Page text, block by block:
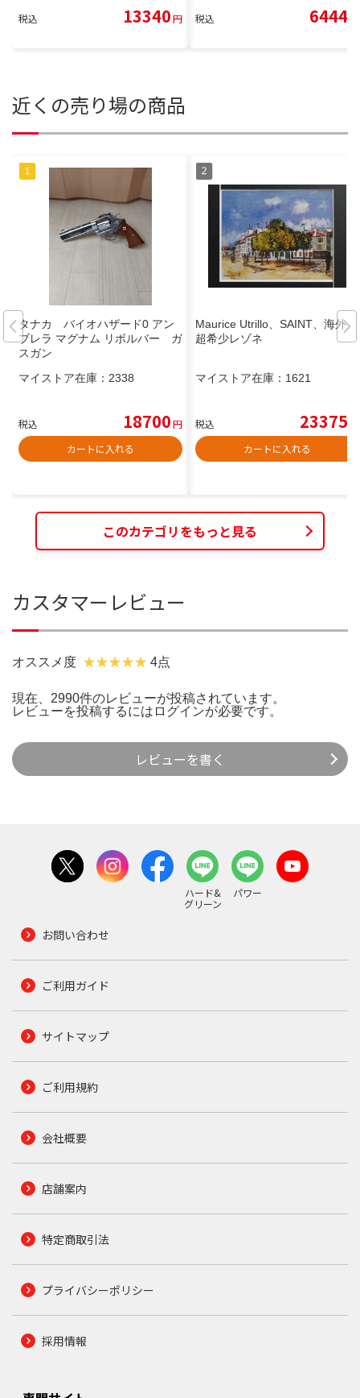
税込 13340円 税込 6444
近くの売り場の商品
タナカ バイオハザード0 アン
ブレラ マグナム リボルバー ガ
スガン
マイストア在庫： 2338
税込 18700円
カートに入れる
Maurice Utrillo、SAINT、海外版
超希少レゾネ
マイストア在庫： 1621
税込 23375
カートに入れる
このカテゴリをもっと見る
カスタマーレビュー
オススメ度 4点
現在、2990件のレビューが投稿されています。
レビューを投稿するには ログインが必要です。
レビューを書く
ハード&
グリーン
パワー
お問い合わせ
ご利用ガイド
サイトマップ
ご利用規約
会社概要
店舗案内
特定商取引法
プライバシーポリシー
採用情報